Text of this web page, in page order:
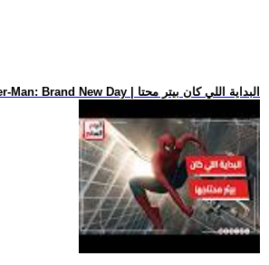
.. فيلم Spider-Man: Brand New Day | البداية اللي كان بيتر محتا